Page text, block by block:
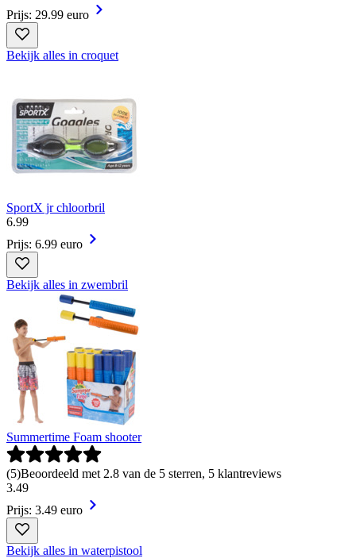
Prijs: 29.99 euro
Bekijk alles in croquet
SportX jr chloorbril
6.99
Prijs: 6.99 euro
Bekijk alles in zwembril
Summertime Foam shooter
(5)Beoordeeld met 2.8 van de 5 sterren, 5 klantreviews
3.49
Prijs: 3.49 euro
Bekijk alles in waterpistool